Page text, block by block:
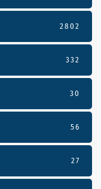
2802
332
30
56
27